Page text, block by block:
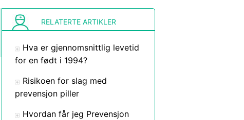
RELATERTE ARTIKLER
Hva er gjennomsnittlig levetid
for en født i 1994?
Risikoen for slag med
prevensjon piller
Hvordan får jeg Prevensjon